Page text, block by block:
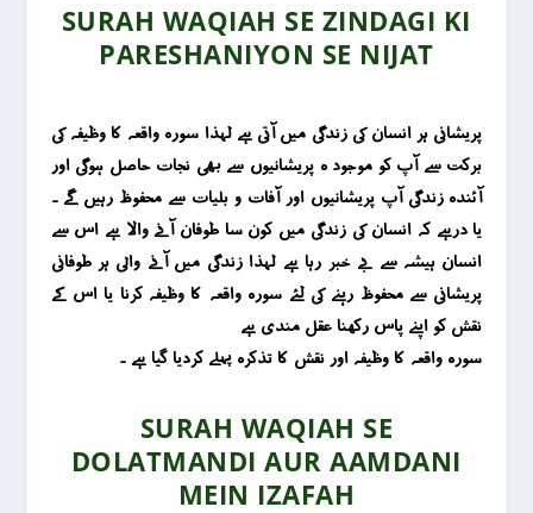
SURAH WAQIAH SE ZINDAGI KI
PARESHANIYON SE NIJAT
پریشانی ہر انسان کی زندگی میں آتی ہے لہذا سورہ واقعہ کا وظیفہ کی
برکت سے آپ کو موجود ہ پریشانیوں سے بھی نجات حاصل ہوگی اور
آئندہ زندگی آپ پریشانیوں اور آفات و بلیات سے محفوظ رہیں گے ۔
یا درہے کہ انسان کی زندگی میں کون سا طوفان آنے والا ہے اس سے
انسان ہیشہ سے بے خبر رہا ہے لہذا زندگی میں آنے والی ہر طوفانی
پریشانی سے محفوظ رہنے کی لئے سورہ واقعہ کا وظیفہ کرنا یا اس کے
نقش کو اپنے پاس رکھنا عقل مندی ہے
سورہ واقعہ کا وظیفہ اور نقش کا تذکرہ پہلے کردیا گیا ہے ۔
SURAH WAQIAH SE
DOLATMANDI AUR AAMDANI
MEIN IZAFAH